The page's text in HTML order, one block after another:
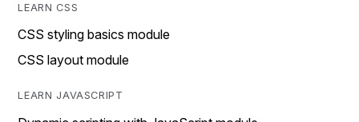
LEARN CSS
CSS styling basics module
CSS layout module
LEARN JAVASCRIPT